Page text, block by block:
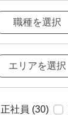
職種を選択
エリアを選択
正社員 (30)